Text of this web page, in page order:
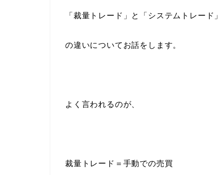
「裁量トレード」と「システムトレード
の違いについてお話をします。
よく言われるのが、
裁量トレード＝手動での売買